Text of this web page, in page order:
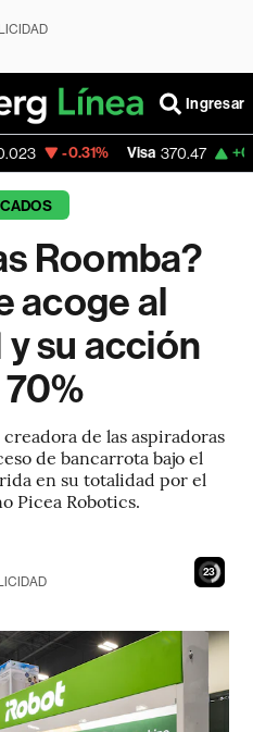
Ingresar
370.47 +0.52%
Roomba?
acoge al
y su acción
de las aspiradoras
de bancarrota bajo el
en su totalidad por el
Picea Robotics.
21